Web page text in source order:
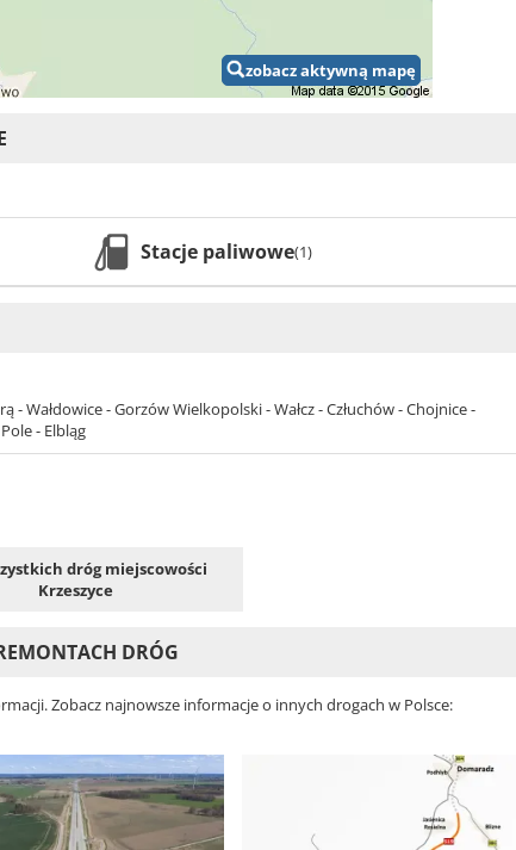
zobacz aktywną mapę
Stacje paliwowe(1)
Wałdowice - Gorzów Wielkopolski - Wałcz - Człuchów - Chojnice -
- Elbląg
dróg miejscowości
Krzeszyce
DRÓG
Zobacz najnowsze informacje o innych drogach w Polsce: